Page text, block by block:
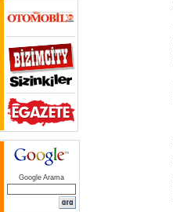
Google Arama